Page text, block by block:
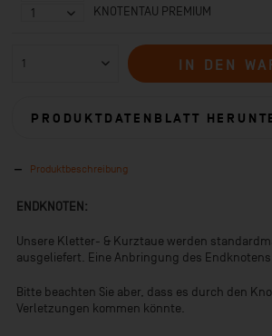
KNOTENTAU PREMIUM
IN DEN
PRODUKTDATENBLATT
Produktbeschreibung
ENDKNOTEN:
Unsere Kletter- & Kurztaue werden
ausgeliefert. Eine Anbringung des
Bitte beachten Sie aber, dass es durch den
Verletzungen kommen könnte.